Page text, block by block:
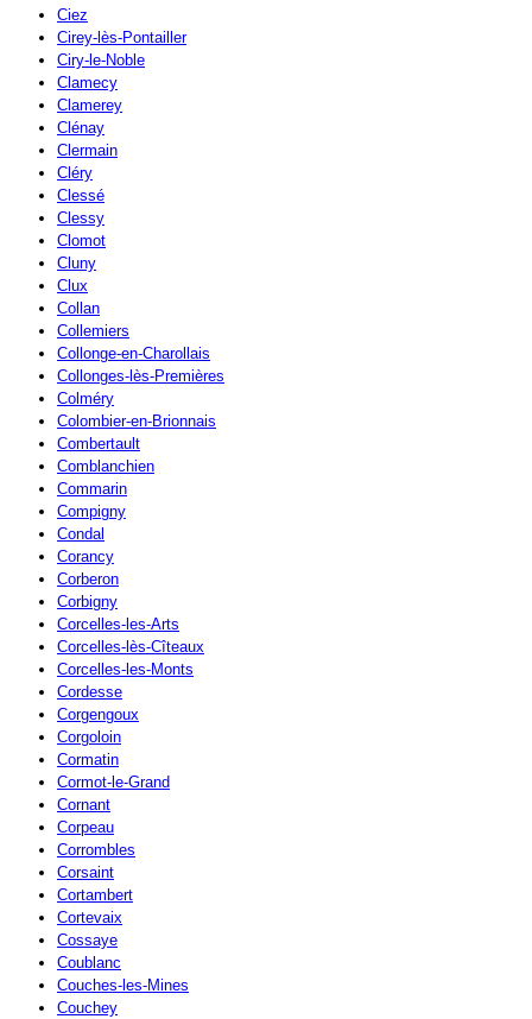
Ciez
Cirey-lès-Pontailler
Ciry-le-Noble
Clamecy
Clamerey
Clénay
Clermain
Cléry
Clessé
Clessy
Clomot
Cluny
Clux
Collan
Collemiers
Collonge-en-Charollais
Collonges-lès-Premières
Colméry
Colombier-en-Brionnais
Combertault
Comblanchien
Commarin
Compigny
Condal
Corancy
Corberon
Corbigny
Corcelles-les-Arts
Corcelles-lès-Cîteaux
Corcelles-les-Monts
Cordesse
Corgengoux
Corgoloin
Cormatin
Cormot-le-Grand
Cornant
Corpeau
Corrombles
Corsaint
Cortambert
Cortevaix
Cossaye
Coublanc
Couches-les-Mines
Couchey